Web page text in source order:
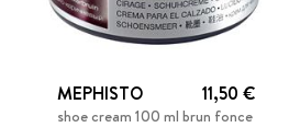
MEPHISTO 11,50 €
shoe cream 100 ml brun fonce